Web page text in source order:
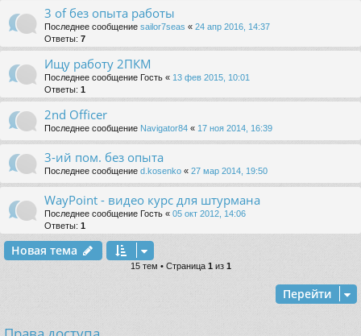
3 of без опыта работы
Последнее сообщение sailor7seas « 24 апр 2016, 14:37
Ответы: 7
Ищу работу 2ПКМ
Последнее сообщение Гость « 13 фев 2015, 10:01
Ответы: 1
2nd Officer
Последнее сообщение Navigator84 « 17 ноя 2014, 16:39
3-ий пом. без опыта
Последнее сообщение d.kosenko « 27 мар 2014, 19:50
WayPoint - видео курс для штурмана
Последнее сообщение Гость « 05 окт 2012, 14:06
Ответы: 1
Новая тема
15 тем • Страница 1из 1
Перейти